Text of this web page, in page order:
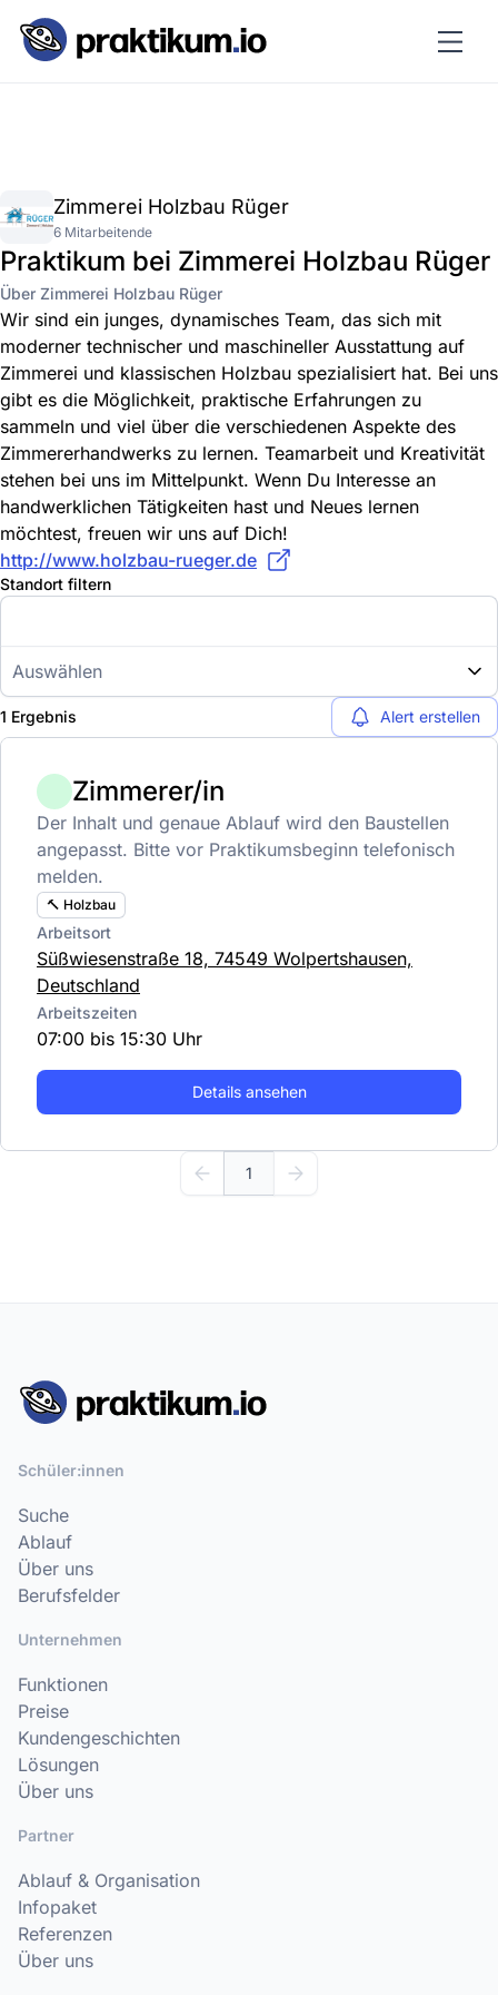
Zimmerei Holzbau Rüger
6 Mitarbeitende
Praktikum bei Zimmerei Holzbau Rüger
Über Zimmerei Holzbau Rüger
Wir sind ein junges, dynamisches Team, das sich mit
moderner technischer und maschineller Ausstattung auf
Zimmerei und klassischen Holzbau spezialisiert hat. Bei uns
gibt es die Möglichkeit, praktische Erfahrungen zu
sammeln und viel über die verschiedenen Aspekte des
Zimmererhandwerks zu lernen. Teamarbeit und Kreativität
stehen bei uns im Mittelpunkt. Wenn Du Interesse an
handwerklichen Tätigkeiten hast und Neues lernen
möchtest, freuen wir uns auf Dich!
http://www.holzbau-rueger.de
Standort filtern
Auswählen
1 Ergebnis Alert erstellen
Zimmerer/in
Der Inhalt und genaue Ablauf wird den Baustellen
angepasst. Bitte vor Praktikumsbeginn telefonisch
melden.
🔨 Holzbau
Arbeitsort
Süßwiesenstraße 18, 74549 Wolpertshausen,
Deutschland
Arbeitszeiten
07:00 bis 15:30 Uhr
Details ansehen
1
Schüler:innen
Suche
Ablauf
Über uns
Berufsfelder
Unternehmen
Funktionen
Preise
Kundengeschichten
Lösungen
Über uns
Partner
Ablauf & Organisation
Infopaket
Referenzen
Über uns